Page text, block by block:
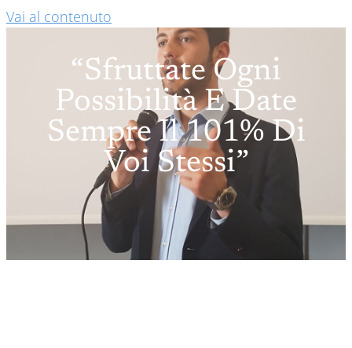
Vai al contenuto
“Sfruttate Ogni
Possibilità E Date
Sempre Il 101% Di
Voi Stessi”